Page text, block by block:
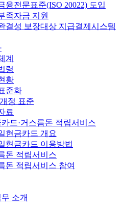
융전문표준(ISO 20022) 도입
족자금 지원
결성 보장대상 지급결제시스템
계
령
황
준화
정 표준
료
드·거스름돈 적립서비스
현금카드 개요
현금카드 이용방법
돈 적립서비스
돈 적립서비스 참여
소개